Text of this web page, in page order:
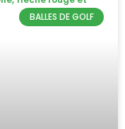
BALLES DE GOLF